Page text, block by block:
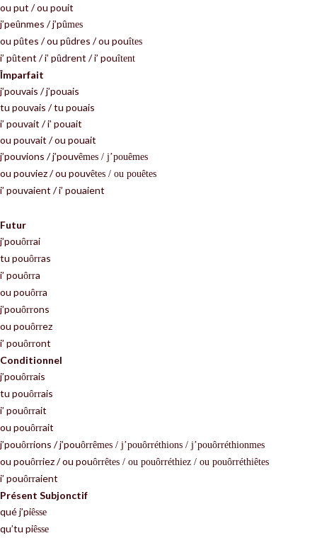
ou put / ou pouit
j’peûnmes / j’pûmes
ou pûtes / ou pûdres / ou pouîtes
i’ pûtent / i’ pûdrent / i’ pouîtent
Împarfait
j’pouvais / j’pouais
tu pouvais / tu pouais
i’ pouvait / i’ pouait
ou pouvait / ou pouait
j’pouvions / j’pouvêmes / j’pouêmes
ou pouviez / ou pouvêtes / ou pouêtes
i’ pouvaient / i’ pouaient
Futur
j’pouôrrai
tu pouôrras
i’ pouôrra
ou pouôrra
j’pouôrrons
ou pouôrrez
i’ pouôrront
Conditionnel
j’pouôrrais
tu pouôrrais
i’ pouôrrait
ou pouôrrait
j’pouôrrions / j’pouôrrêmes / j’pouôrréthions / j’pouôrréthionmes
ou pouôrriez / ou pouôrrêtes / ou pouôrréthiez / ou pouôrréthiêtes
i’ pouôrraient
Présent Subjonctif
qué j’piêsse
qu’tu piêsse